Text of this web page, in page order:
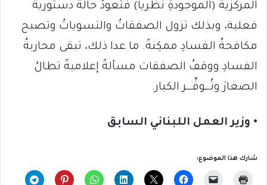
المركزية (الموجودةِ نظرياً) فتعودُ حالةً دستورية
فعلية، وبذلك تزول الصفقاتُ والتسوياتُ وتصبح
مكافحةُ الفسادِ ممكِنةً. ما عدا ذلك، تبقى محاربةُ
الفسادِ ووقفُ الصفقات مسألةً إعلاميةً تطالُ
الصغارَ وتُـــوفِّـــر الكبار.
• وزير العمل اللبناني السابق
شارك هذا الموضوع: